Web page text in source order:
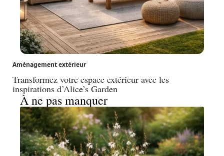
Aménagement extérieur
Transformez votre espace extérieur avec les
inspirations d’Alice’s Garden
À ne pas manquer